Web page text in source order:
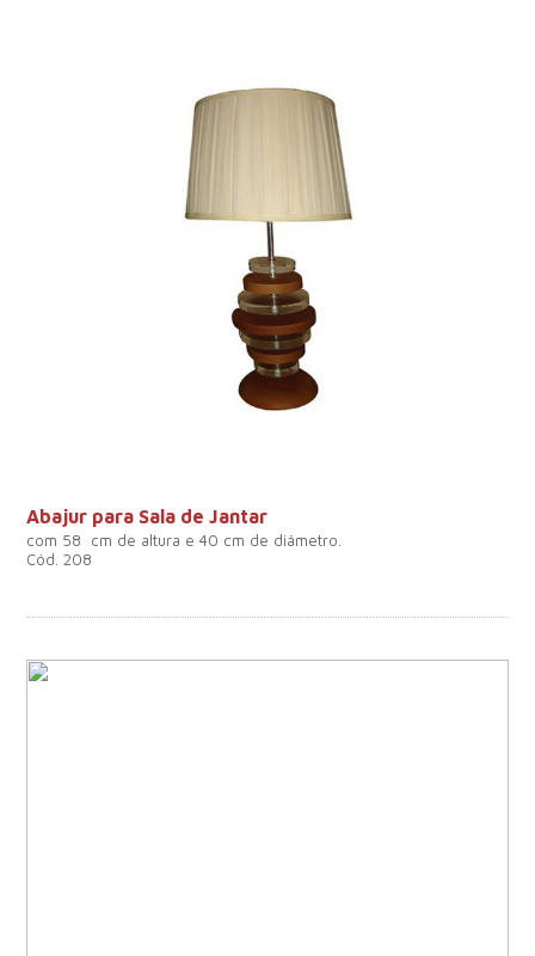
Abajur para Sala de Jantar
com 58 cm de altura e 40 cm de diâmetro.
Cód. 208